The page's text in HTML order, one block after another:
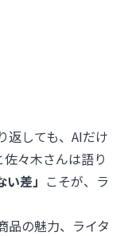
返しても、AIだけ
々木さんは語り
差」 こそが、ラ
品の魅力、ライタ